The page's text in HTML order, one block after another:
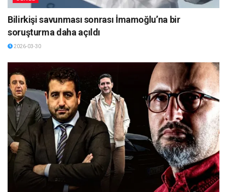
Bilirkişi savunması sonrası İmamoğlu’na bir
soruşturma daha açıldı
2026-03-30